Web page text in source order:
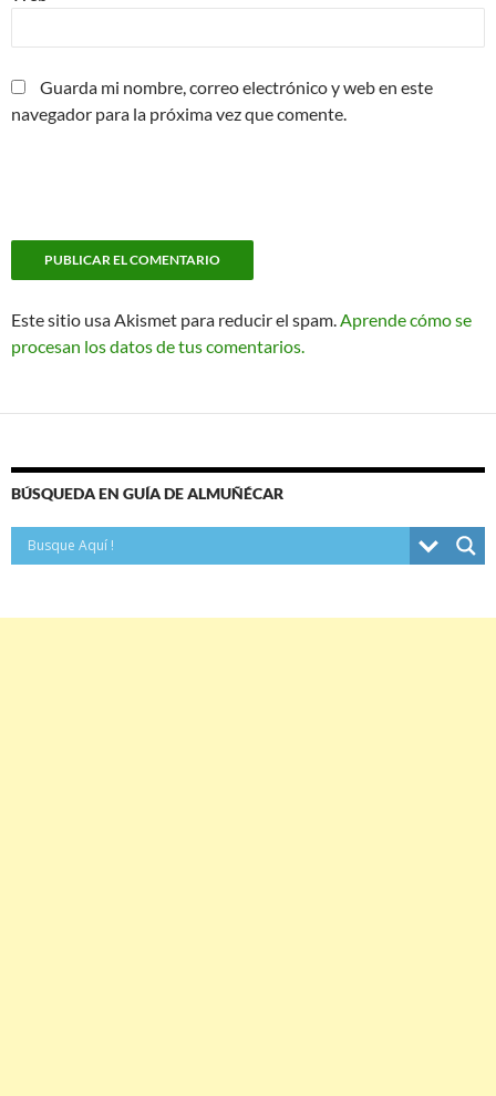
Guarda mi nombre, correo electrónico y web en este
navegador para la próxima vez que comente.
Este sitio usa Akismet para reducir el spam. Aprende cómo se
procesan los datos de tus comentarios.
BÚSQUEDA EN GUÍA DE ALMUÑÉCAR